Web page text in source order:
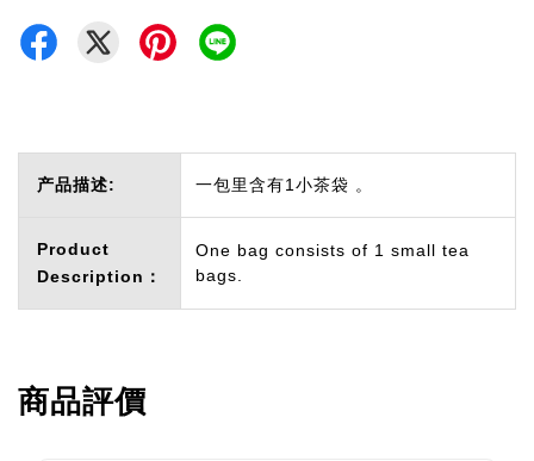
产品描述: 一包里含有1小茶袋 。
Product
Description：
One bag consists of 1 small tea
bags.
商品評價